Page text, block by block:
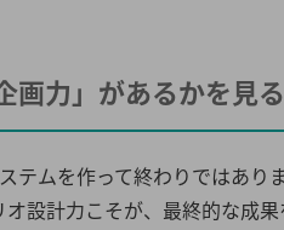
画力」があるかを見る
テムを作って終わりではあ
設計力こそが、最終的な成果